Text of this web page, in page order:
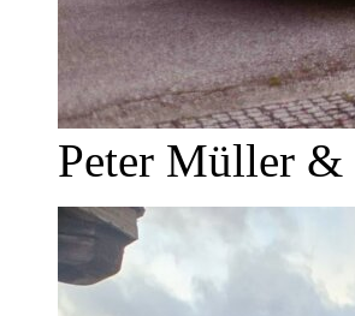
Peter Müller &